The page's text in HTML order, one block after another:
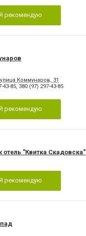
рекомендую
Коммунаров, 31
43-85, 380 (97) 297-43-85
рекомендую
отель "Квитка Скадовска"
рекомендую